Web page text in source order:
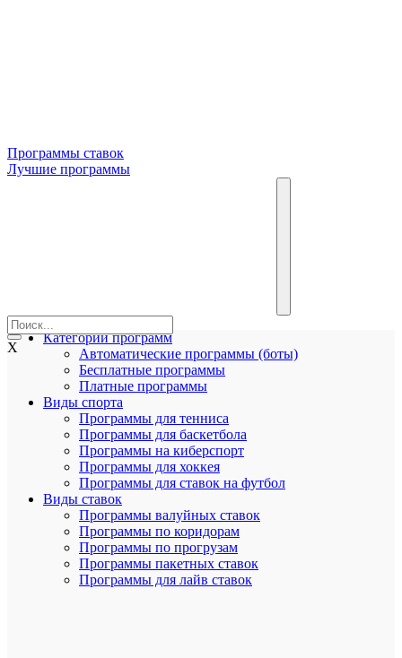
Программы ставок
Лучшие программы
X
Категории программ
Автоматические программы (боты)
Бесплатные программы
Платные программы
Виды спорта
Программы для тенниса
Программы для баскетбола
Программы на киберспорт
Программы для хоккея
Программы для ставок на футбол
Виды ставок
Программы валуйных ставок
Программы по коридорам
Программы по прогрузам
Программы пакетных ставок
Программы для лайв ставок